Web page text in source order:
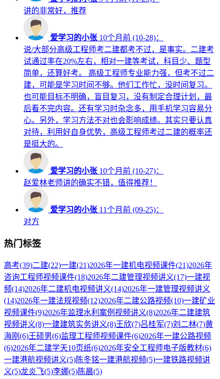
讲的非常好，推荐
爱学习的小张 10个月前 (10-28)：
说/大部分高级工程师考二建都考不过，是事实。二建考
试通过率在20%左右，相对一建等考试，科目少、题型
简单，还算好考。 高级工程师专业能力强，但考不过二
建，可能是学习时间不够。他们工作忙，没时间复习。
也可能目标不明确，盲目复习，没有制定合理计划，最
后看不完内容。还有学习时杂念多，用手机学习容易分
心。另外，学习方法不对也会影响成绩。其实只要认真
对待，利用好自身优势，高级工程师考过二建的概率还
是挺大的。
爱学习的小张 10个月前 (10-27)：
赵爱林老师讲的确实不错，值得推荐！
爱学习的小张 11个月前 (09-25)：
对方
热门标签
高考(39)二建(22)一建(21)2026年一建机电视频课件(21)2026年
咨询工程师视频课件(18)2026年二建管理视频讲义(17)一建视
频(14)2026年二建机电视频讲义(14)2026年一建管理视频讲义
(14)2026年一建法规视频(12)2026年二建公路视频(10)一建矿业
视频课件(9)2026年监理水利案例视频讲义(8)2026年二建建筑
视频讲义(8)一建建筑实务讲义(8)王欣(7)吕桂军(7)刘二林(7)黄
海刚 (6)王硕男(6)监理工程师视频课件(6)2026年一建公路视频
(6)2026年二建学天10页纸(6)2026年安全工程师电子版教材(6)
一建港航视频讲义(5)陈冬铭一建港航视频(5)一建铁路视频讲
义(5)龙炎飞(5)李娜(5)陈晨(5)